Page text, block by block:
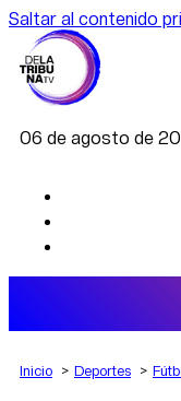
Saltar al contenido
06 de agosto de
Inicio Deportes